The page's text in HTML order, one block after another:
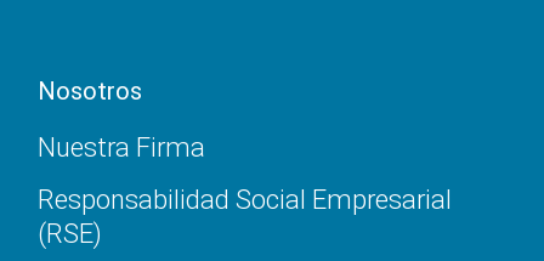
Nosotros
Nuestra Firma
Responsabilidad Social Empresarial
(RSE)